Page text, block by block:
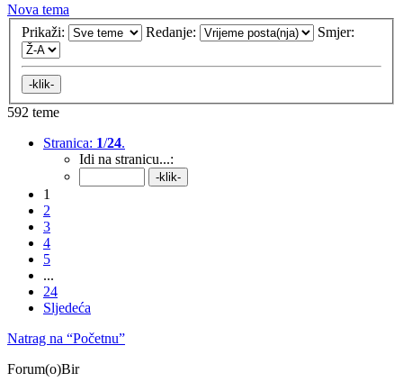
Nova tema
Prikaži:
Redanje: Smjer:
592 teme
Stranica: 1/24.
Idi na stranicu...:
1
2
3
4
5
...
24
Sljedeća
Natrag na “Početnu”
Forum(o)Bir